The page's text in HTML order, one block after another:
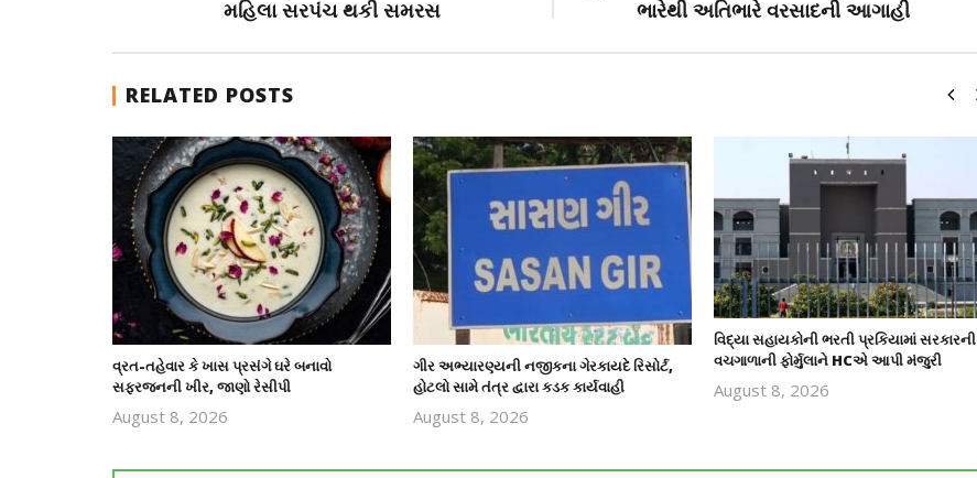
મહિલા સરપંચ થકી સમરસ
ભારેથી અતિભારે વરસાદની આગાહી
RELATED POSTS
વ્રત-તહેવાર કે ખાસ પ્રસંગે ઘરે બનાવો
સફરજનની ખીર, જાણો રેસીપી
August 8, 2026
ગીર અભ્યારણ્યની નજીકના ગેરકાયદે રિસોર્ટ,
હોટલો સામે તંત્ર દ્વારા કડક કાર્યવાહી
August 8, 2026
વિદ્યા સહાયકોની ભરતી પ્રકિયામાં સરકારની
વચગાળાની ફોર્મુલાને HCએ આપી મંજુરી
August 8, 2026